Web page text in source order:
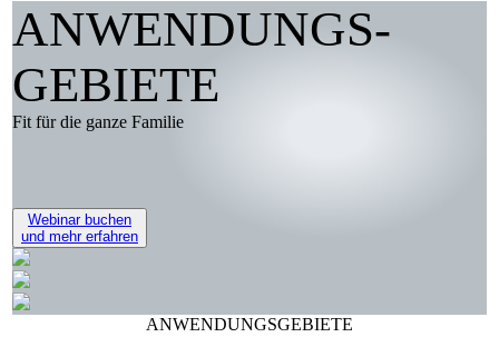
ANWENDUNGS­
GEBIETE
Fit für die ganze Familie
Webinar buchen
und mehr erfahren
ANWENDUNGSGEBIETE